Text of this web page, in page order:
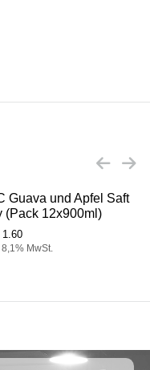
Guava und Apfel Saft
(Pack 12x900ml)
1.60
8,1% MwSt.